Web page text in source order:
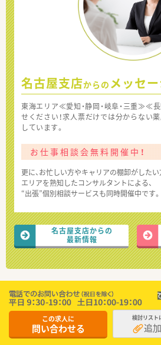
名古屋支店からの メッセ
東海エリア≪愛知・静岡・岐阜・三重≫≪
せください！求人票だけでは分からない
しています。
お仕事相談会無料開催中！
更に、お忙しい方やキャリアの棚卸がした
エリアを熟知したコンサルタントによる、
“出張”個別相談サービスも同時開催中です。
名古屋支店からの
最新情報
この求人に
問い合わせる
検討リスト
追加